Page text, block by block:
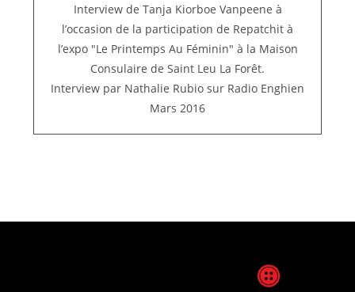
Interview de Tanja Kiorboe Vanpeene à
l’occasion de la participation de Repatchit à
l’expo "Le Printemps Au Féminin" à la Maison
Consulaire de Saint Leu La Forêt.
Interview par Nathalie Rubio sur Radio Enghien
Mars 2016